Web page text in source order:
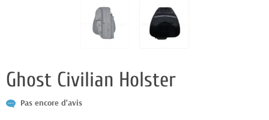
Ghost Civilian Holster
Pas encore d'avis